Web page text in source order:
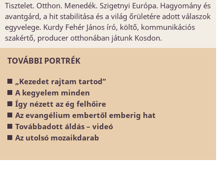
Tisztelet. Otthon. Menedék. Szigetnyi Európa. Hagyomány és
avantgárd, a hit stabilitása és a világ őrületére adott válaszok
egyvelege. Kurdy Fehér János író, költő, kommunikációs
szakértő, producer otthonában játunk Kosdon.
TOVÁBBI PORTRÉK
„Kezedet rajtam tartod”
A kegyelem minden
Így nézett az ég felhőire
Az evangélium embertől emberig hat
Továbbadott áldás – videó
Az utolsó mozaikdarab